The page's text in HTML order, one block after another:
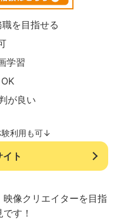
を目指せる
学習
が良い
利用も可↓
ト
像クリエイターを目指
す！